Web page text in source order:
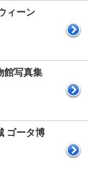
ィーン
館写真集
ゴータ博